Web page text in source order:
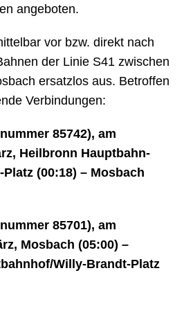
angeboten.
vor bzw. direkt nach
der Linie S41 zwischen
ersatzlos aus. Betroffen
Verbindungen:
85742), am
Heilbronn Hauptbahn-
(00:18) – Mosbach
85701), am
Mosbach (05:00) –
Willy-Brandt-Platz